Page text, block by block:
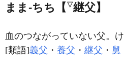
まま‐ちち【 ▽継父】
血のつながっていない父。け
[類語]義父 ・ 養父 ・ 継父 ・ 舅